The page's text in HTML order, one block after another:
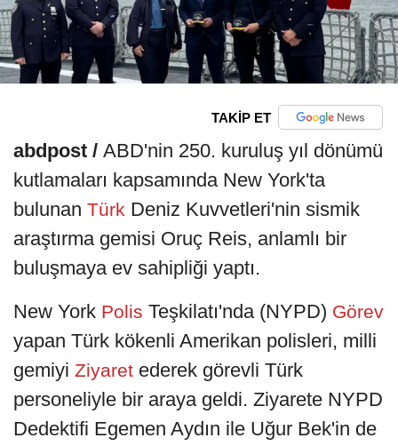
TAKİP ET
abdpost / ABD'nin 250. kuruluş yıl dönümü
kutlamaları kapsamında New York'ta
bulunan Türk Deniz Kuvvetleri'nin sismik
araştırma gemisi Oruç Reis, anlamlı bir
buluşmaya ev sahipliği yaptı.
New York Polis Teşkilatı'nda (NYPD) Görev
yapan Türk kökenli Amerikan polisleri, milli
gemiyi Ziyaret ederek görevli Türk
personeliyle bir araya geldi. Ziyarete NYPD
Dedektifi Egemen Aydın ile Uğur Bek'in de